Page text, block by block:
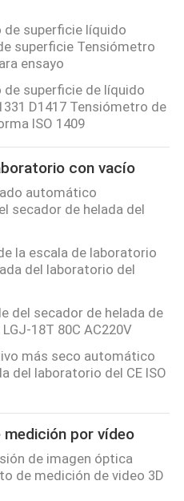
de superficie líquido
superficie Tensiómetro
ensayo
de superficie de líquido
D1417 Tensiómetro de
ISO 1409
con vacío
automático
secador de helada del
la escala de laboratorio
del laboratorio del
del secador de helada de
18T 80C AC220V
más seco automático
del laboratorio del CE ISO
medición por vídeo
de imagen óptica
de medición de video 3D